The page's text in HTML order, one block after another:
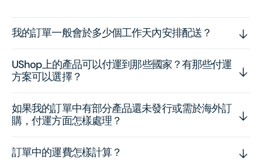
我的訂單一般會於多少個工作天內安排配送？
UShop上的產品可以付運到那些國家？有那些付運
方案可以選擇？
如果我的訂單中有部分產品還未發行或需於海外訂
購，付運方面怎樣處理？
訂單中的運費怎樣計算？